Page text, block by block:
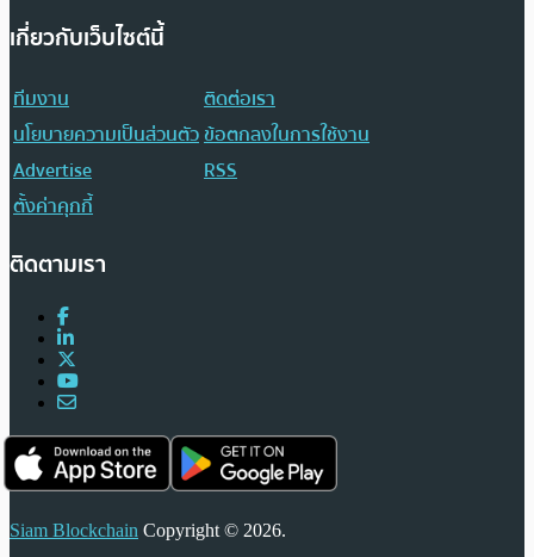
เกี่ยวกับเว็บไซต์นี้
ทีมงาน
ติดต่อเรา
นโยบายความเป็นส่วนตัวข้อตกลงในการใช้งาน
Advertise
RSS
ตั้งค่าคุกกี้
ติดตามเรา
Siam Blockchain Copyright © 2026.